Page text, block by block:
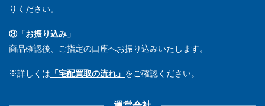
りください。
③「お振り込み」
商品確認後、ご指定の口座へお振り込みいたします。
※詳しくは 「宅配買取の流れ」 をご確認ください。